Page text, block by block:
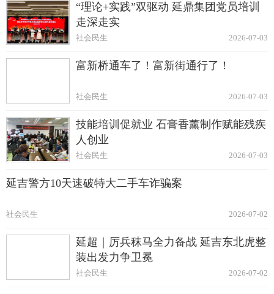
“理论+实践”双驱动 延鼎集团党员培训
走深走实
2026-07-03
社会民生
富新桥通车了！富新街通行了！
2026-07-03
社会民生
技能培训促就业 石膏香薰制作赋能残疾
人创业
2026-07-03
社会民生
延吉警方10天速破特大二手车诈骗案
2026-07-02
社会民生
延超｜厉兵秣马全力备战 延吉东北虎整
装出发力争卫冕
2026-07-02
社会民生